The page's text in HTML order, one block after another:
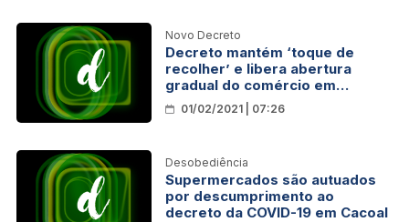
Novo Decreto
Decreto mantém ‘toque de
recolher’ e libera abertura
gradual do comércio em
Rondônia
01/02/2021 | 07:26
Desobediência
Supermercados são autuados
por descumprimento ao
decreto da COVID-19 em Cacoal